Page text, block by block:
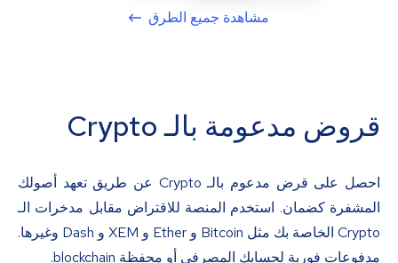
مشاهدة جميع الطرق
قروض مدعومة بالـ Crypto
احصل على قرض مدعوم بالـ Crypto عن طريق تعهد أصولك
المشفرة كضمان. استخدم المنصة للاقتراض مقابل مدخرات الـ
Crypto الخاصة بك مثل Bitcoin و Ether و XEM و Dash وغيرها.
مدفوعات فورية لحسابك المصرفي أو محفظة blockchain.